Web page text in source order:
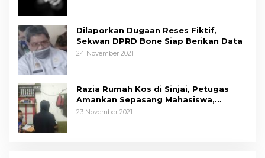
Dilaporkan Dugaan Reses Fiktif,
Sekwan DPRD Bone Siap Berikan Data
24 November 2021
Razia Rumah Kos di Sinjai, Petugas
Amankan Sepasang Mahasiswa,
Mengaku Berpacaran
23 November 2021